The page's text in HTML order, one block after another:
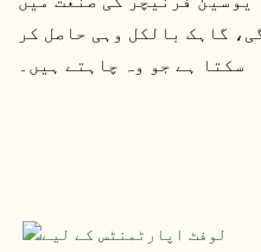
گاہک بالکل وہی حاصل کر